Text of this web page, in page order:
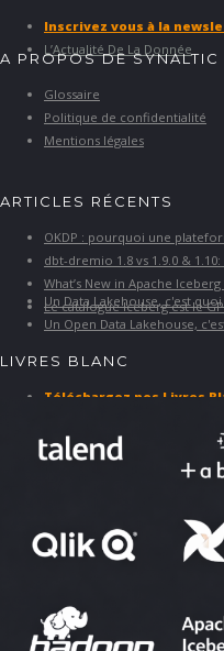
Inscrivez vous à la
L’Actualité De La Donnée
A PROPOS DE SYNALTIC
Glossaire
Politique de confidentialité
Mentions légales
ARTICLES RÉCENTS
OKDP : pourquoi une
dbt-dremio 1.8 vs 1.9.0 &
What’s New in Apache Iceberg
Le catalogue Iceberg est le
Un Data Lakehouse, c'est quoi
Un Open Data Lakehouse,
LIVRES BLANC
Téléchargez nos Livres